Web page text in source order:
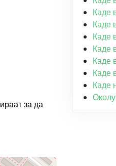
за да
Каде
Каде
Каде
Каде
Каде
Каде
Каде